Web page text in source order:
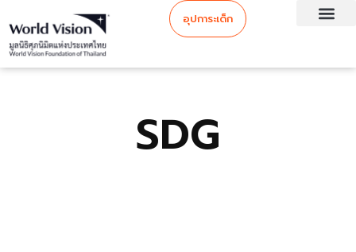
อุปการะเด็ก
SDG